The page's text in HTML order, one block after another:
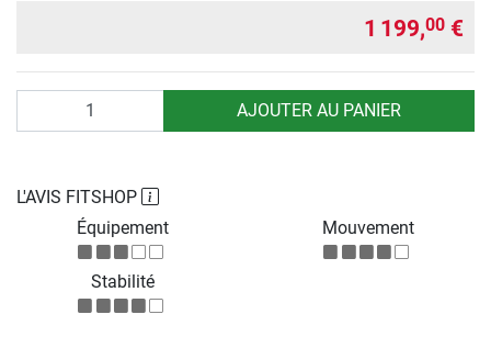
1 199,00 €
AJOUTER AU PANIER
L'AVIS FITSHOP
Équipement
Mouvement
Stabilité